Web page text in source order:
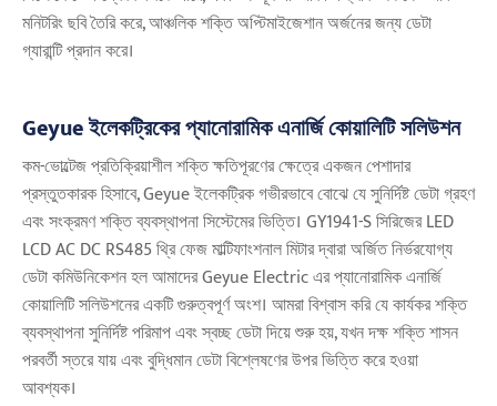
মনিটরিং ছবি তৈরি করে, আঞ্চলিক শক্তি অপ্টিমাইজেশান অর্জনের জন্য ডেটা
গ্যারান্টি প্রদান করে।
Geyue ইলেকট্রিকের প্যানোরামিক এনার্জি কোয়ালিটি সলিউশন
কম-ভোল্টেজ প্রতিক্রিয়াশীল শক্তি ক্ষতিপূরণের ক্ষেত্রে একজন পেশাদার
প্রস্তুতকারক হিসাবে, Geyue ইলেকট্রিক গভীরভাবে বোঝে যে সুনির্দিষ্ট ডেটা গ্রহণ
এবং সংক্রমণ শক্তি ব্যবস্থাপনা সিস্টেমের ভিত্তি। GY1941-S সিরিজের LED
LCD AC DC RS485 থ্রি ফেজ মাল্টিফাংশনাল মিটার দ্বারা অর্জিত নির্ভরযোগ্য
ডেটা কমিউনিকেশন হল আমাদের Geyue Electric এর প্যানোরামিক এনার্জি
কোয়ালিটি সলিউশনের একটি গুরুত্বপূর্ণ অংশ। আমরা বিশ্বাস করি যে কার্যকর শক্তি
ব্যবস্থাপনা সুনির্দিষ্ট পরিমাপ এবং স্বচ্ছ ডেটা দিয়ে শুরু হয়, যখন দক্ষ শক্তি শাসন
পরবর্তী স্তরে যায় এবং বুদ্ধিমান ডেটা বিশ্লেষণের উপর ভিত্তি করে হওয়া
আবশ্যক।